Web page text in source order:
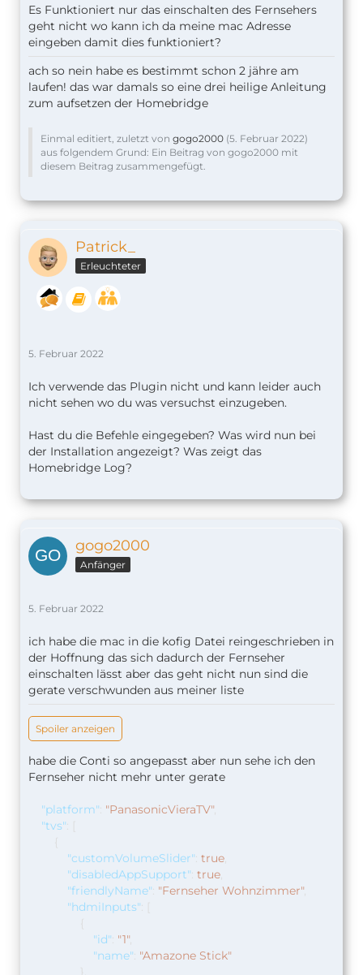
Es Funktioniert nur das einschalten des Fernsehers
geht nicht wo kann ich da meine mac Adresse
eingeben damit dies funktioniert?
ach so nein habe es bestimmt schon 2 jähre am
laufen! das war damals so eine drei heilige Anleitung
zum aufsetzen der Homebridge
Einmal editiert, zuletzt von gogo2000 (5. Februar 2022)
aus folgendem Grund: Ein Beitrag von gogo2000 mit
diesem Beitrag zusammengefügt.
Patrick_
Erleuchteter
5. Februar 2022
Ich verwende das Plugin nicht und kann leider auch
nicht sehen wo du was versuchst einzugeben.
Hast du die Befehle eingegeben? Was wird nun bei
der Installation angezeigt? Was zeigt das
Homebridge Log?
gogo2000
Anfänger
5. Februar 2022
ich habe die mac in die kofig Datei reingeschrieben in
der Hoffnung das sich dadurch der Fernseher
einschalten lässt aber das geht nicht nun sind die
gerate verschwunden aus meiner liste
Spoiler anzeigen
habe die Conti so angepasst aber nun sehe ich den
Fernseher nicht mehr unter gerate
"platform": "PanasonicVieraTV",
"tvs":
{
"customVolumeSlider": true,
"disabledAppSupport": true,
"friendlyName": "Fernseher Wohnzimmer",
"hdmiInputs":
{
"id": "1",
"name": "Amazone Stick"
},